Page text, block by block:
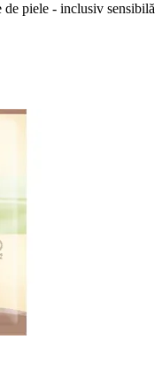
piele - inclusiv sensibilă